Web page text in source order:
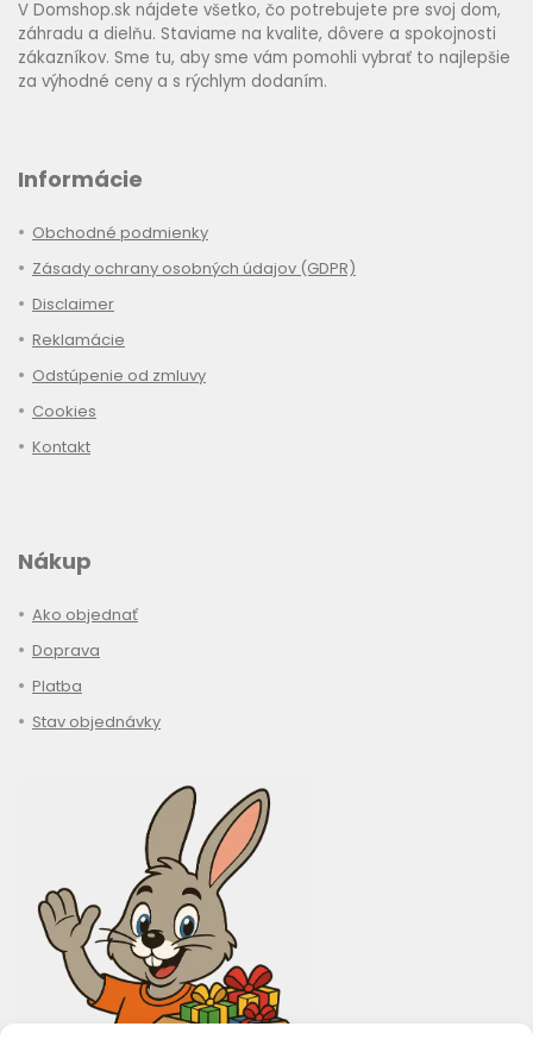
V Domshop.sk nájdete všetko, čo potrebujete pre svoj dom,
záhradu a dielňu. Staviame na kvalite, dôvere a spokojnosti
zákazníkov. Sme tu, aby sme vám pomohli vybrať to najlepšie
za výhodné ceny a s rýchlym dodaním.
Informácie
Obchodné podmienky
Zásady ochrany osobných údajov (GDPR)
Disclaimer
Reklamácie
Odstúpenie od zmluvy
Cookies
Kontakt
Nákup
Ako objednať
Doprava
Platba
Stav objednávky